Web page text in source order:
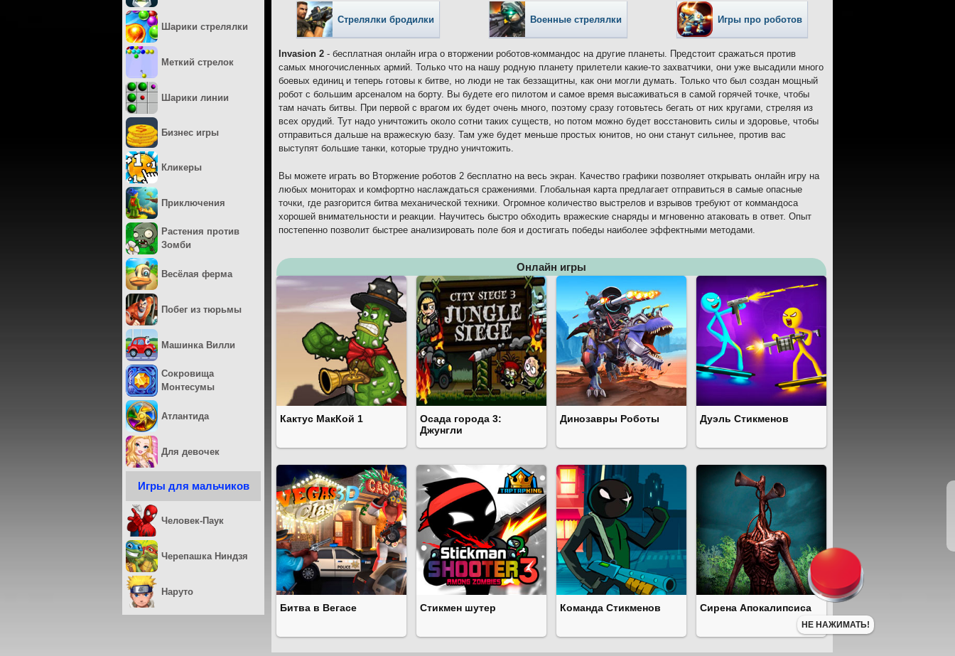
Стрелялки бродилки Военные стрелялки Игры про роботов
Invasion 2 - бесплатная онлайн игра о вторжении роботов-коммандос на другие планеты. Предстоит сражаться против
самых многочисленных армий. Только что на нашу родную планету прилетели какие-то захватчики, они уже высадили много
боевых единиц и теперь готовы к битве, но люди не так беззащитны, как они могли думать. Только что был создан мощный
робот с большим арсеналом на борту. Вы будете его пилотом и самое время высаживаться в самой горячей точке, чтобы
там начать битвы. При первой с врагом их будет очень много, поэтому сразу готовьтесь бегать от них кругами, стреляя из
всех орудий. Тут надо уничтожить около сотни таких существ, но потом можно будет восстановить силы и здоровье, чтобы
отправиться дальше на вражескую базу. Там уже будет меньше простых юнитов, но они станут сильнее, против вас
выступят большие танки, которые трудно уничтожить.
Вы можете играть во Вторжение роботов 2 бесплатно на весь экран. Качество графики позволяет открывать онлайн игру на
любых мониторах и комфортно наслаждаться сражениями. Глобальная карта предлагает отправиться в самые опасные
точки, где разгорится битва механической техники. Огромное количество выстрелов и взрывов требуют от коммандоса
хорошей внимательности и реакции. Научитесь быстро обходить вражеские снаряды и мгновенно атаковать в ответ. Опыт
постепенно позволит быстрее анализировать поле боя и достигать победы наиболее эффектными методами.
Онлайн игры
Кактус МакКой 1
Осада города 3:
Джунгли
Динозавры Роботы Дуэль Стикменов
Битва в Вегасе Стикмен шутер Команда Стикменов Сирена Апокалипсиса
Шарики стрелялки
Меткий стрелок
Шарики линии
Бизнес игры
Кликеры
Приключения
Растения против
Зомби
Весёлая ферма
Побег из тюрьмы
Машинка Вилли
Сокровища
Монтесумы
Атлантида
Для девочек
Игры для мальчиков
Человек-Паук
Черепашка Ниндзя
Наруто
НЕ НАЖИМАТЬ!